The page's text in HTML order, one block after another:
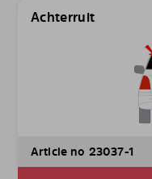
Achterruit
Article no 23037-1